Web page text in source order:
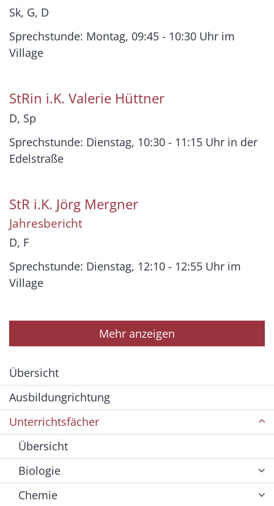
Sk, G, D
Sprechstunde: Montag, 09:45 - 10:30 Uhr im
Village
StRin i.K. Valerie Hüttner
D, Sp
Sprechstunde: Dienstag, 10:30 - 11:15 Uhr in der
Edelstraße
StR i.K. Jörg Mergner
Jahresbericht
D, F
Sprechstunde: Dienstag, 12:10 - 12:55 Uhr im
Village
Mehr anzeigen
Übersicht
Ausbildungrichtung
Unterrichtsfächer
Übersicht
Biologie
Chemie